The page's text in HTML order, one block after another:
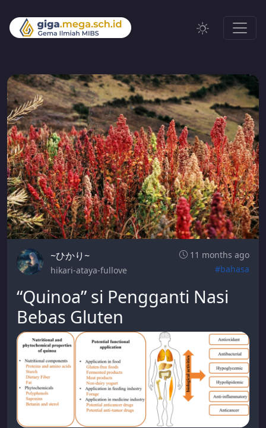
~ひかり~
11 months ago
hikari-ataya-fullove
#bahasa
“Quinoa” si Pengganti Nasi
Bebas Gluten